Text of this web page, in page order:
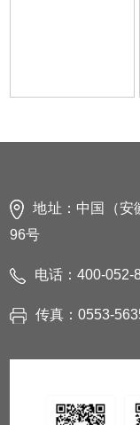
地址：中国（安
96号
电话：400-052-
传真：0553-